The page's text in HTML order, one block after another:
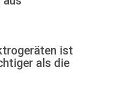
ist
als die